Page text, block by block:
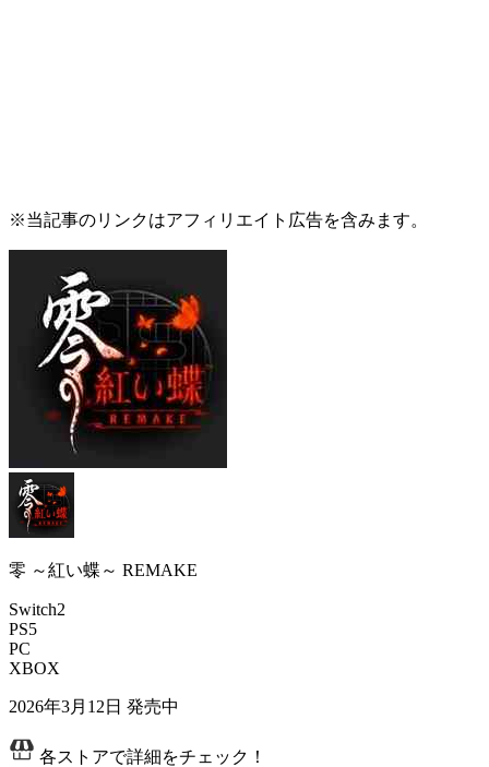
※当記事のリンクはアフィリエイト広告を含みます。
零 ～紅い蝶～ REMAKE
Switch2
PS5
PC
XBOX
2026年3月12日 発売中
各ストアで詳細をチェック！